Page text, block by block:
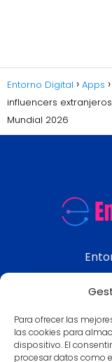
Para ofrecer las
las cookies para
dispositivo. El
procesar datos como
Entorno Digital Apps
influencers
Mundial 2026